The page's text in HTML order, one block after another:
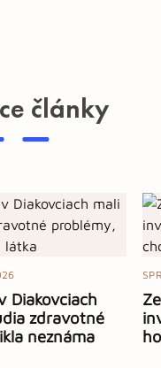
články
Diakovciach
zdravotné
neznáma